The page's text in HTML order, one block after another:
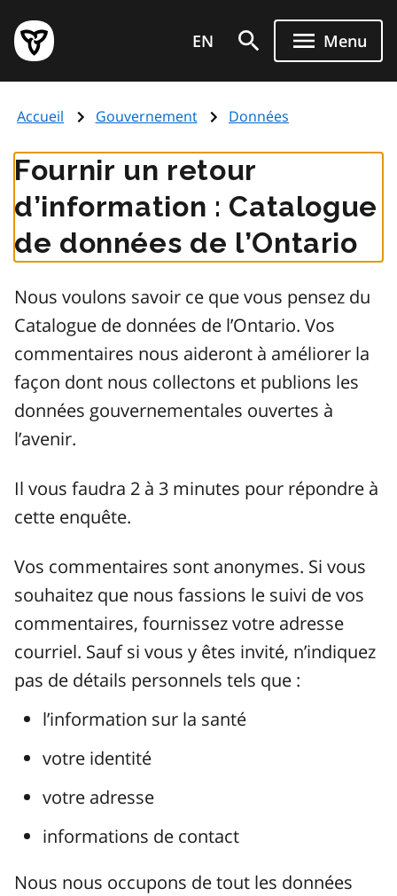
au
contenu
principal
Page
d'accueil
de
EN Menu
Accueil Gouvernement Données
Fournir un retour
d’information : Catalogue
de données de l’Ontario
Nous voulons savoir ce que vous pensez du
Catalogue de données de l’Ontario. Vos
commentaires nous aideront à améliorer la
façon dont nous collectons et publions les
données gouvernementales ouvertes à
l’avenir.
Il vous faudra 2 à 3 minutes pour répondre à
cette enquête.
Vos commentaires sont anonymes. Si vous
souhaitez que nous fassions le suivi de vos
commentaires, fournissez votre adresse
courriel. Sauf si vous y êtes invité, n’indiquez
pas de détails personnels tels que :
l’information sur la santé
votre identité
votre adresse
informations de contact
Nous nous occupons de tout les données